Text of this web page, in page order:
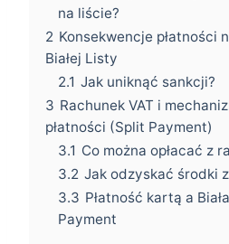
na liście?
2 Konsekwencje płatności
Białej Listy
2.1 Jak uniknąć sankcji?
3 Rachunek VAT i
płatności (Split Payment)
3.1 Co można opłacać z
3.2 Jak odzyskać środki
3.3 Płatność kartą a
Payment